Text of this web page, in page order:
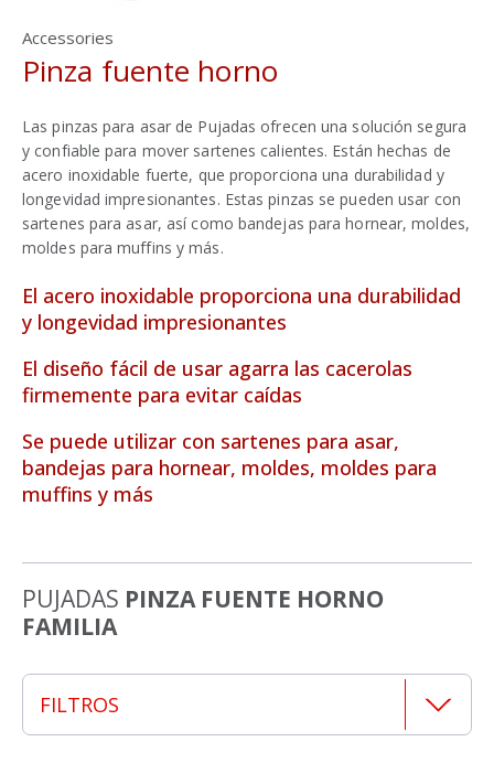
Accessories
Pinza fuente horno
Las pinzas para asar de Pujadas ofrecen una solución segura
y confiable para mover sartenes calientes. Están hechas de
acero inoxidable fuerte, que proporciona una durabilidad y
longevidad impresionantes. Estas pinzas se pueden usar con
sartenes para asar, así como bandejas para hornear, moldes,
moldes para muffins y más.
El acero inoxidable proporciona una durabilidad
y longevidad impresionantes
El diseño fácil de usar agarra las cacerolas
firmemente para evitar caídas
Se puede utilizar con sartenes para asar,
bandejas para hornear, moldes, moldes para
muffins y más
PUJADAS PINZA FUENTE HORNO
FAMILIA
FILTROS